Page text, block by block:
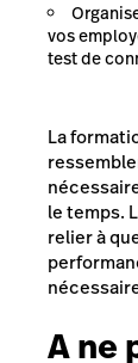
vos
test de
La
le temps.
relier à
A ne